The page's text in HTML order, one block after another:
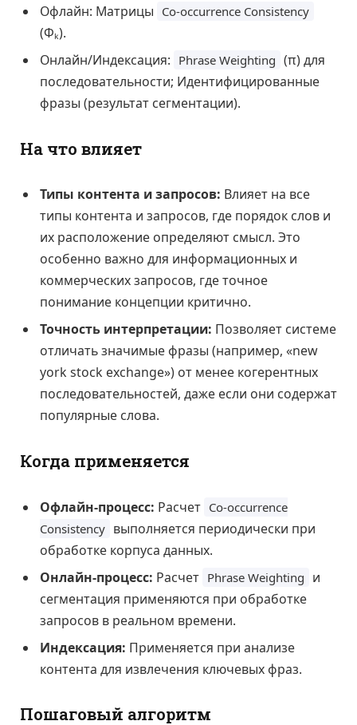
Офлайн: Матрицы Co-occurrence Consistency
(Φₖ).
Онлайн/Индексация: Phrase Weighting (π) для
последовательности; Идентифицированные
фразы (результат сегментации).
На что влияет
Типы контента и запросов: Влияет на все
типы контента и запросов, где порядок слов и
их расположение определяют смысл. Это
особенно важно для информационных и
коммерческих запросов, где точное
понимание концепции критично.
Точность интерпретации: Позволяет системе
отличать значимые фразы (например, «new
york stock exchange») от менее когерентных
последовательностей, даже если они содержат
популярные слова.
Когда применяется
Офлайн-процесс: Расчет Co-occurrence
Consistency выполняется периодически при
обработке корпуса данных.
Онлайн-процесс: Расчет Phrase Weighting и
сегментация применяются при обработке
запросов в реальном времени.
Индексация: Применяется при анализе
контента для извлечения ключевых фраз.
Пошаговый алгоритм